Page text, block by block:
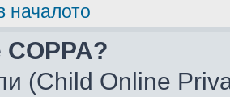
началото
COPPA?
(Child Online